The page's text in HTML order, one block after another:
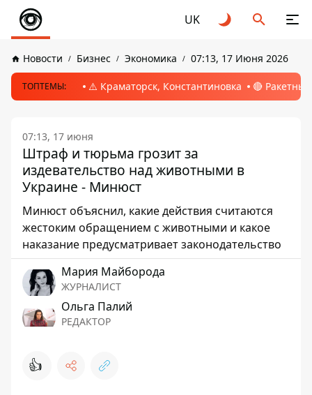
UK
Новости Бизнес Экономика 07:13, 17 Июня 2026
ТОПТЕМЫ: ⚠️ Краматорск, Константиновка 🔴
07:13, 17 июня
Штраф и тюрьма грозит за
издевательство над животными в
Украине - Минюст
Минюст объяснил, какие действия считаются
жестоким обращением с животными и какое
наказание предусматривает законодательство
Мария Майборода
ЖУРНАЛИСТ
Ольга Палий
РЕДАКТОР
👍